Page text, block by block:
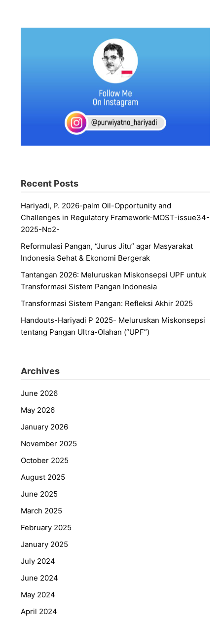
Recent Posts
Hariyadi, P. 2026-palm Oil-Opportunity and
Challenges in Regulatory Framework-MOST-issue34-
2025-No2-
Reformulasi Pangan, “Jurus Jitu” agar Masyarakat
Indonesia Sehat & Ekonomi Bergerak
Tantangan 2026: Meluruskan Miskonsepsi UPF untuk
Transformasi Sistem Pangan Indonesia
Transformasi Sistem Pangan: Refleksi Akhir 2025
Handouts-Hariyadi P 2025- Meluruskan Miskonsepsi
tentang Pangan Ultra-Olahan (“UPF”)
Archives
June 2026
May 2026
January 2026
November 2025
October 2025
August 2025
June 2025
March 2025
February 2025
January 2025
July 2024
June 2024
May 2024
April 2024